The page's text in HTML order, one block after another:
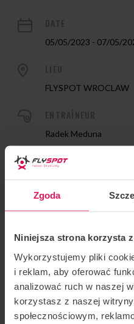
Zgoda
Niniejsza strona korzysta
Wykorzystujemy pliki
i reklam, aby oferować
analizować ruch w naszej
korzystasz z naszej
społecznościowym,
05/05/2023 - 07/05/
FLYSPOT WROCLAW
Radek Meduna
STYLE DE COACHING
Entraîneur : Radek
Lieu : Flyspot Wroclaw
Date : 05-07.05.2023